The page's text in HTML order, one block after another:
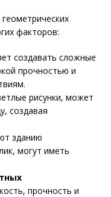
факторов:
создавать сложные
прочностью и
рисунки, может
создавая
зданию
могут иметь
прочность и